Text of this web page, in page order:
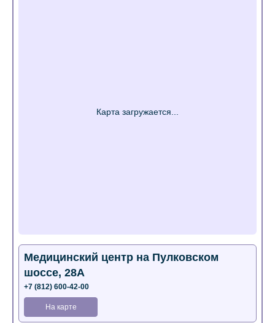
Медицинский центр на Пулковском
шоссе, 28А
+7 (812) 600-42-00
На карте